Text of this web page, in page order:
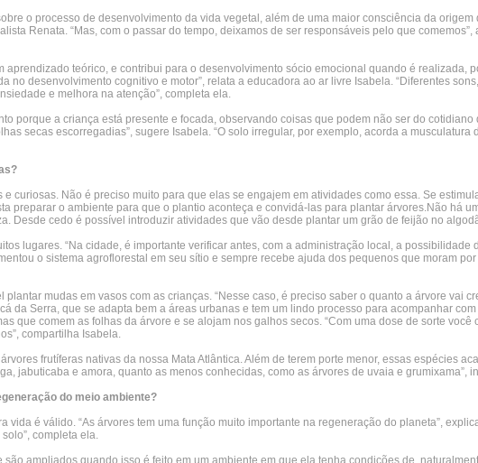
o processo de desenvolvimento da vida vegetal, além de uma maior consciência da
Renata. “Mas, com o passar do tempo, deixamos de ser responsáveis pelo que
aprendizado teórico, e contribui para o desenvolvimento sócio emocional quando é realizada,
no desenvolvimento cognitivo e motor”, relata a educadora ao ar livre Isabela. “Diferentes
e melhora na atenção”, completa ela.
porque a criança está presente e focada, observando coisas que podem não ser do
secas escorregadias”, sugere Isabela. “O solo irregular, por exemplo, acorda a
curiosas. Não é preciso muito para que elas se engajem em atividades como essa. Se
preparar o ambiente para que o plantio aconteça e convidá-las para plantar árvores.Não há
Desde cedo é possível introduzir atividades que vão desde plantar um grão de feijão no
lugares. “Na cidade, é importante verificar antes, com a administração local, a
o sistema agroflorestal em seu sítio e sempre recebe ajuda dos pequenos que moram
plantar mudas em vasos com as crianças. “Nesse caso, é preciso saber o quanto a árvore vai
da Serra, que se adapta bem a áreas urbanas e tem um lindo processo para acompanhar
que comem as folhas da árvore e se alojam nos galhos secos. “Com uma dose de sorte
compartilha Isabela.
frutíferas nativas da nossa Mata Atlântica. Além de terem porte menor, essas espécies
jabuticaba e amora, quanto as menos conhecidas, como as árvores de uvaia e grumixama”,
do meio ambiente?
vida é válido. “As árvores tem uma função muito importante na regeneração do planeta”,
completa ela.
ampliados quando isso é feito em um ambiente em que ela tenha condições de,